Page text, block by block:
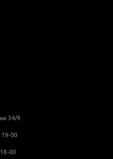
34/9
00
00